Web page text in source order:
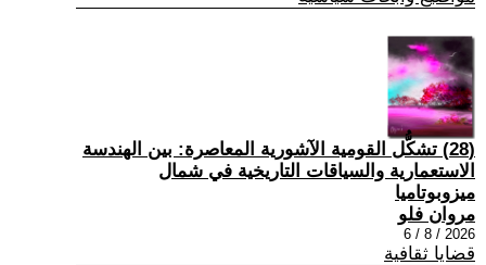
(28) تشكُّل القومية الآشورية المعاصرة: بين الهندسة
الاستعمارية والسياقات التاريخية في شمال
ميزوبوتاميا
مروان فلو
2026 / 8 / 6
قضايا ثقافية